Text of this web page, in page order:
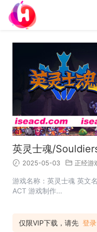
英灵士魂/
2025-05-03 正经游
游戏名称：英灵士魂 英文
ACT 游戏制作...
仅限VIP下载，请先 登录